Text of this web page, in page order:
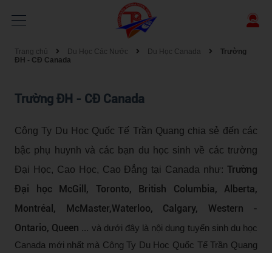
Trang chủ Du Học Các Nước Du Học Canada
Trường
ĐH - CĐ Canada
Trường ĐH - CĐ Canada
Công Ty Du Học Quốc Tế Trần Quang chia sẻ đến các
bậc phụ huynh và các bạn du học sinh về các trường
Đại Học, Cao Học, Cao Đẳng tại Canada như: Trường
Đại học McGill, Toronto, British Columbia, Alberta,
Montréal, McMaster,Waterloo, Calgary, Western -
Ontario, Queen ... và dưới đây là nội dung tuyển sinh du học
Canada mới nhất mà Công Ty Du Học Quốc Tế Trần Quang